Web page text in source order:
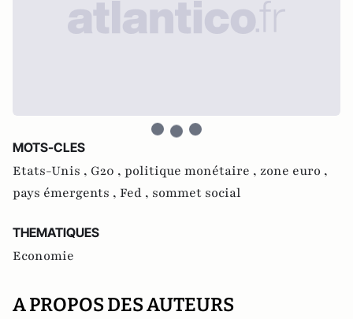
MOTS-CLES
Etats-Unis , G20 , politique monétaire , zone euro ,
pays émergents , Fed , sommet social
THEMATIQUES
Economie
A PROPOS DES AUTEURS